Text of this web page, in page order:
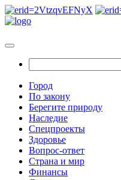
Город
По закону
Берегите природу
Наследие
Спецпроекты
Здоровье
Вопрос-ответ
Страна и мир
Финансы